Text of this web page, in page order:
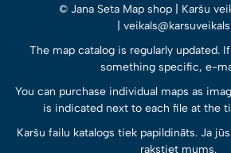
© Jana Seta Map shop | Karšu
|
The map catalog is regularly updated.
something specific, e-
You can purchase individual maps as
is indicated next to each file at the
Karšu failu katalogs tiek papildināts. Ja
rakstiet mums.